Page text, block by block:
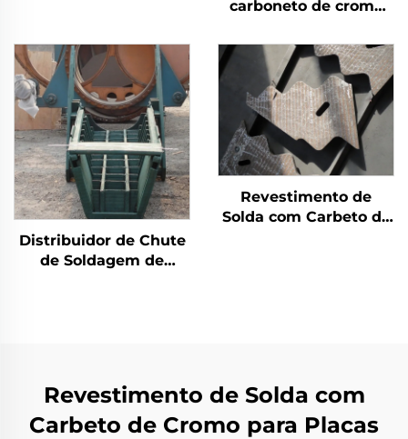
carboneto de cromo
desgaste no silo de
carvão
Distribuidor de Chute
de Soldagem de
Revestimento de
Solda com Carbeto de
Revestimento de Solda com
Carbeto de Cromo para Placas